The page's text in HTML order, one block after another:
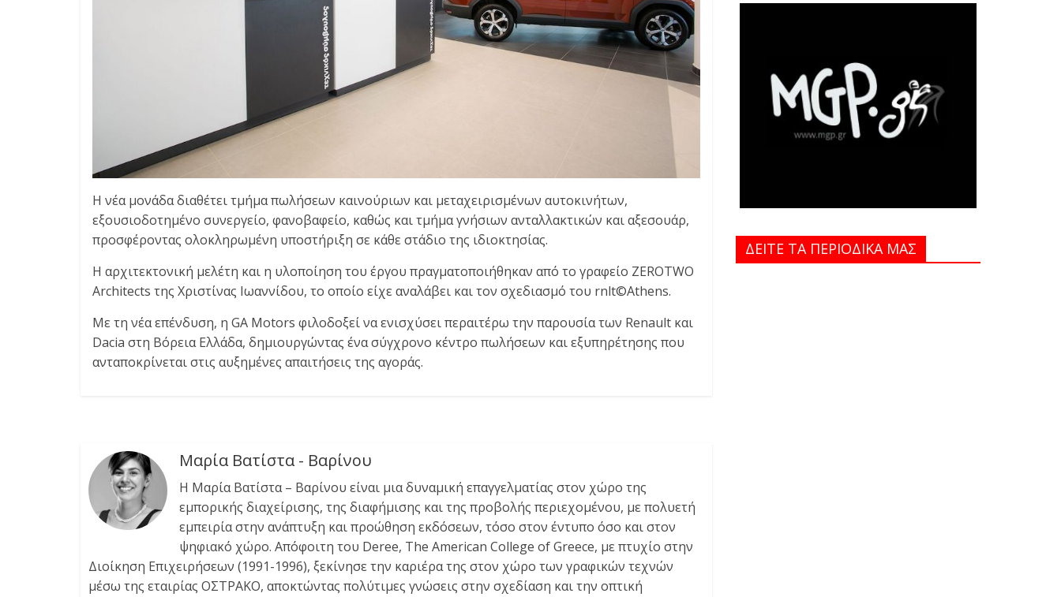
Η νέα μονάδα διαθέτει τμήμα πωλήσεων καινούριων και μεταχειρισμένων αυτοκινήτων,
εξουσιοδοτημένο συνεργείο, φανοβαφείο, καθώς και τμήμα γνήσιων ανταλλακτικών και αξεσουάρ,
προσφέροντας ολοκληρωμένη υποστήριξη σε κάθε στάδιο της ιδιοκτησίας.
Η αρχιτεκτονική μελέτη και η υλοποίηση του έργου πραγματοποιήθηκαν από το γραφείο ZEROTWO
Architects της Χριστίνας Ιωαννίδου, το οποίο είχε αναλάβει και τον σχεδιασμό του rnlt©Athens.
Με τη νέα επένδυση, η GA Motors φιλοδοξεί να ενισχύσει περαιτέρω την παρουσία των Renault και
Dacia στη Βόρεια Ελλάδα, δημιουργώντας ένα σύγχρονο κέντρο πωλήσεων και εξυπηρέτησης που
ανταποκρίνεται στις αυξημένες απαιτήσεις της αγοράς.
Μαρία Βατίστα - Βαρίνου
Η Μαρία Βατίστα – Βαρίνου είναι μια δυναμική επαγγελματίας στον χώρο της
εμπορικής διαχείρισης, της διαφήμισης και της προβολής περιεχομένου, με πολυετή
εμπειρία στην ανάπτυξη και προώθηση εκδόσεων, τόσο στον έντυπο όσο και στον
ψηφιακό χώρο. Απόφοιτη του Deree, The American College of Greece, με πτυχίο στην
Διοίκηση Επιχειρήσεων (1991-1996), ξεκίνησε την καριέρα της στον χώρο των γραφικών τεχνών
μέσω της εταιρίας ΟΣΤΡΑΚΟ, αποκτώντας πολύτιμες γνώσεις στην σχεδίαση και την οπτική
ΔΕΙΤΕ ΤΑ ΠΕΡΙΟΔΙΚΑ MAΣ